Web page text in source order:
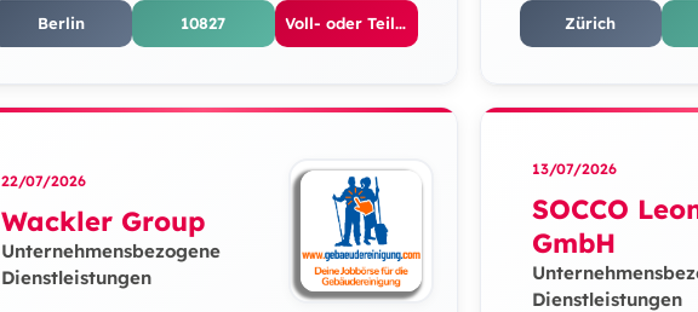
Berlin 10827 Voll- oder Teilzeit Zürich
22/07/2026
Wackler Group
Unternehmensbezogene
Dienstleistungen
13/07/2026
SOCCO
GmbH
Dienstleistungen